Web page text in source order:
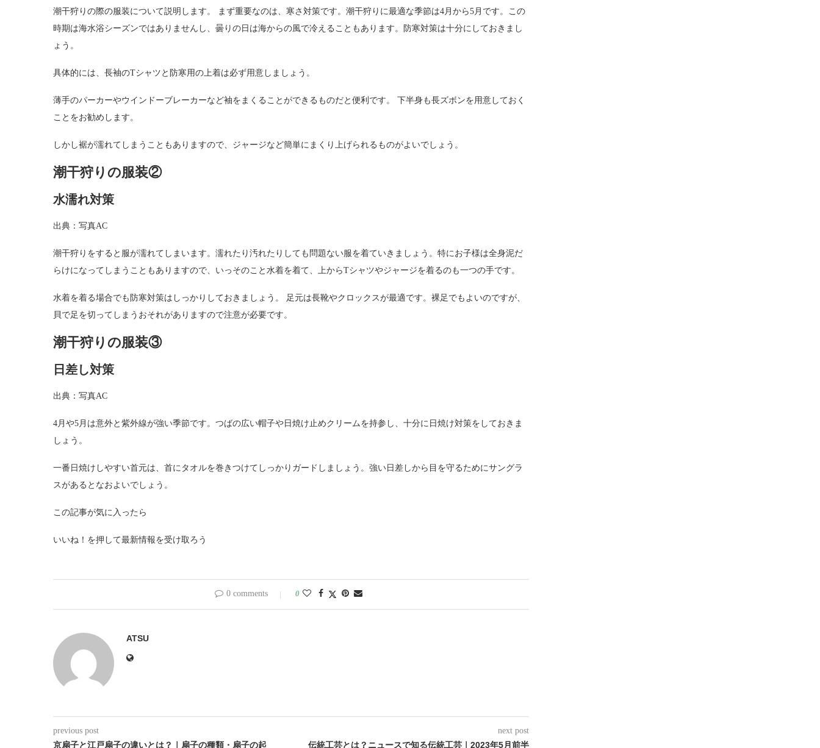
潮干狩りの際の服装について説明します。 まず重要なのは、寒さ対策です。潮干狩りに最適な季節は4月から5月です。この
時期は海水浴シーズンではありませんし、曇りの日は海からの風で冷えることもあります。防寒対策は十分にしておきまし
ょう。
具体的には、長袖のTシャツと防寒用の上着は必ず用意しましょう。
薄手のパーカーやウインドーブレーカーなど袖をまくることができるものだと便利です。 下半身も長ズボンを用意しておく
ことをお勧めします。
しかし裾が濡れてしまうこともありますので、ジャージなど簡単にまくり上げられるものがよいでしょう。
潮干狩りの服装②
水濡れ対策
出典：写真AC
潮干狩りをすると服が濡れてしまいます。濡れたり汚れたりしても問題ない服を着ていきましょう。特にお子様は全身泥だ
らけになってしまうこともありますので、いっそのこと水着を着て、上からTシャツやジャージを着るのも一つの手です。
水着を着る場合でも防寒対策はしっかりしておきましょう。 足元は長靴やクロックスが最適です。裸足でもよいのですが、
貝で足を切ってしまうおそれがありますので注意が必要です。
潮干狩りの服装③
日差し対策
出典：写真AC
4月や5月は意外と紫外線が強い季節です。つばの広い帽子や日焼け止めクリームを持参し、十分に日焼け対策をしておきま
しょう。
一番日焼けしやすい首元は、首にタオルを巻きつけてしっかりガードしましょう。強い日差しから目を守るためにサングラ
スがあるとなおよいでしょう。
この記事が気に入ったら
いいね！を押して最新情報を受け取ろう
0 comments 0
ATSU
previous post
京扇子と江戸扇子の違いとは？｜扇子の種類・扇子の起
next post
伝統工芸とは？ニュースで知る伝統工芸｜2023年5月前半